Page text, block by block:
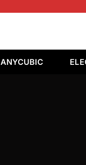
ANYCUBIC